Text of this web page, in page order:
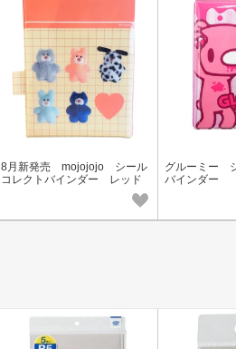
8月新発売 mojojojo シール
コレクトバインダー レッド
グルーミー
バインダー